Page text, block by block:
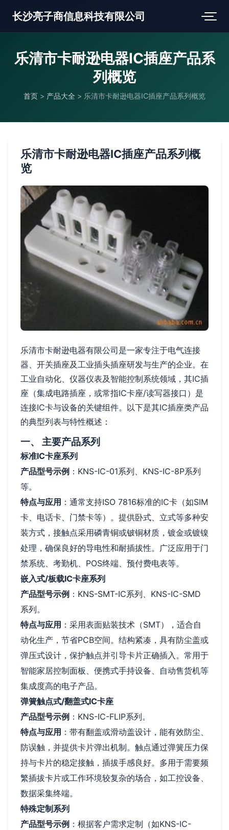
长沙亮子商信息科技有限公司
乐清市卡耐逊电器IC插座产品系
列概览
首页 > 产品大全 > 乐清市卡耐逊电器IC插座产品系列概览
乐清市卡耐逊电器IC插座产品系列概
览
乐清市卡耐逊电器有限公司是一家专注于电气连接
器、开关插座及工业插头插座研发与生产的企业。在
工业自动化、仪器仪表及智能控制系统领域，其IC插
座（集成电路插座，或常指IC卡座/读写器接口）是
连接IC卡与设备的关键组件。以下是其IC插座类产品
的典型列表与特性概述：
一、 主要产品系列
标准IC卡座系列
产品型号示例 ：KNS-IC-01系列、KNS-IC-8P系列
等。
特点与应用 ：通常支持ISO 7816标准的IC卡（如SIM
卡、电话卡、门禁卡等）。提供卧式、立式等多种安
装方式，接触点采用磷青铜或铍铜材质，镀金或镀镍
处理，确保良好的导电性和耐插拔性。广泛应用于门
禁系统、考勤机、POS终端、预付费电表等。
嵌入式/板载IC卡座系列
产品型号示例 ：KNS-SMT-IC系列、KNS-IC-SMD
系列。
特点与应用 ：采用表面贴装技术（SMT），适合自
动化生产，节省PCB空间。结构紧凑，具有防尘盖或
弹压式设计，保护触点并引导卡片正确插入。常用于
智能家居控制面板、便携式手持设备、自动售货机等
集成度高的电子产品。
弹簧触点式/翻盖式IC卡座
产品型号示例 ：KNS-IC-FLIP系列。
特点与应用 ：带有翻盖或滑动盖设计，能有效防尘、
防误触，并提供卡片弹出机制。触点通过弹簧压力保
持与卡片的稳定接触，插拔手感良好。多用于需要频
繁插拔卡片或工作环境较复杂的场合，如工控设备、
数据采集终端。
特殊定制系列
产品型号示例 ：根据客户需求定制（如KNS-IC-